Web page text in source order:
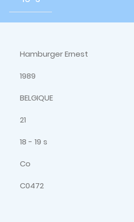
Hamburger Ernest
1989
BELGIQUE
21
18 - 19 s
Co
C0472